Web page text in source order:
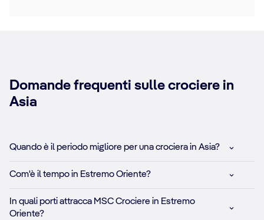
Domande frequenti sulle crociere in
Asia
Quando è il periodo migliore per una crociera in Asia?
Com'è il tempo in Estremo Oriente?
In quali porti attracca MSC Crociere in Estremo
Oriente?